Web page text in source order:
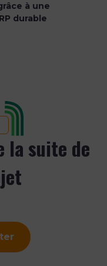
à une
durable
la suite de